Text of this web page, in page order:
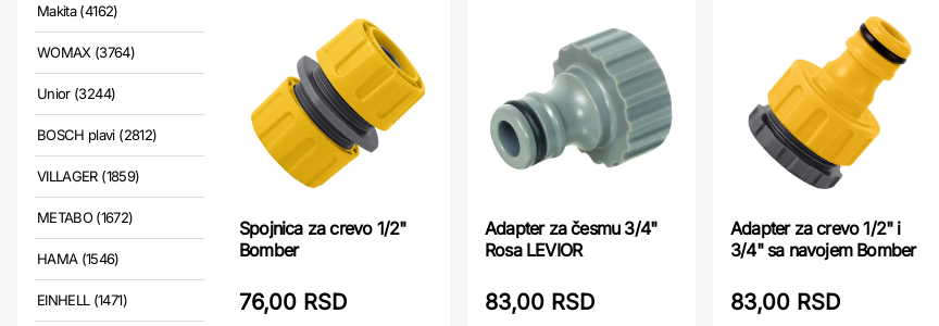
Makita (4162)
WOMAX (3764)
Unior (3244)
BOSCH plavi (2812)
VILLAGER (1859)
METABO (1672)
HAMA (1546)
EINHELL (1471)
Spojnica za crevo 1/2"
Bomber
76,00 RSD
Adapter za česmu 3/4"
Rosa LEVIOR
83,00 RSD
Adapter za crevo 1/2" i
3/4" sa navojem Bomber
83,00 RSD